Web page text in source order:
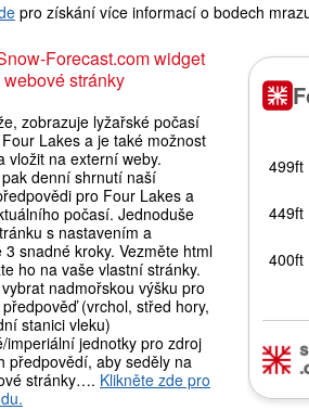
pro získání více informací o bodech
Forecast.com widget
stránky
zobrazuje lyžařské počasí
Lakes a je také možnost
vložit na externí weby.
denní shrnutí naší
pro Four Lakes a
počasí. Jednoduše
s nastavením a
3 snadné kroky. Vezměte html
ho na vaše vlastní stránky.
nadmořskou výšku pro
(vrchol, střed hory,
stanici vleku)
imperiální jednotky pro zdroj
předpovědí, aby seděly na
stránky…. Klikněte zde pro